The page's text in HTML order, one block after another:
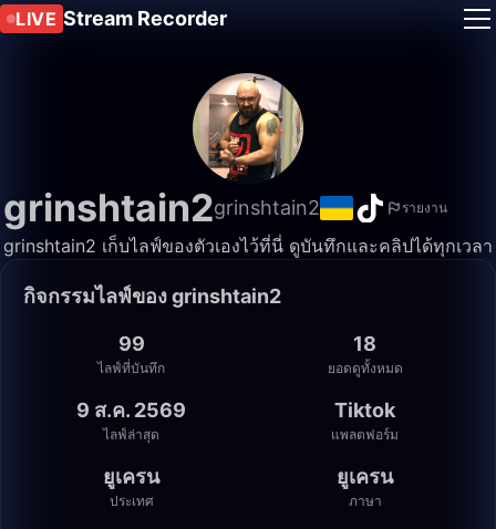
LIVE Stream Recorder
grinshtain2grinshtain2 รายงาน
grinshtain2 เก็บไลฟ์ของตัวเองไว้ที่นี่ ดูบันทึกและคลิปได้ทุกเวลา
กิจกรรมไลฟ์ของ grinshtain2
99
ไลฟ์ที่บันทึก
18
ยอดดูทั้งหมด
9 ส.ค. 2569
ไลฟ์ล่าสุด
Tiktok
แพลตฟอร์ม
ยูเครน
ประเทศ
ยูเครน
ภาษา